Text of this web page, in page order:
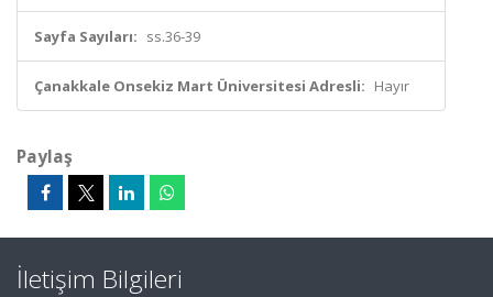
Sayfa Sayıları: ss.36-39
Çanakkale Onsekiz Mart Üniversitesi Adresli: Hayır
Paylaş
İletişim Bilgileri